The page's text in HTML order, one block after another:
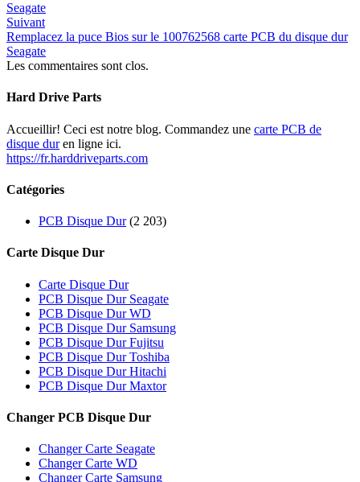
Seagate
Suivant
Remplacez la puce Bios sur le 100762568 carte PCB du disque dur
Seagate
Les commentaires sont clos.
Hard Drive Parts
Accueillir! Ceci est notre blog. Commandez une carte PCB de
disque duren ligne ici.
https://fr.harddriveparts.com
Catégories
PCB Disque Dur(2 203)
Carte Disque Dur
Carte Disque Dur
PCB Disque Dur Seagate
PCB Disque Dur WD
PCB Disque Dur Samsung
PCB Disque Dur Fujitsu
PCB Disque Dur Toshiba
PCB Disque Dur Hitachi
PCB Disque Dur Maxtor
Changer PCB Disque Dur
Changer Carte Seagate
Changer Carte WD
Changer Carte Samsung